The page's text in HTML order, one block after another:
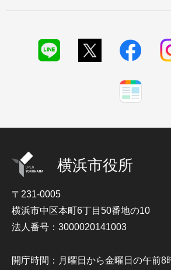
横浜市役所
〒231-0005
横浜市中区本町6丁目50番地の10
法人番号：3000020141003
開庁時間：月曜日から金曜日の午前8